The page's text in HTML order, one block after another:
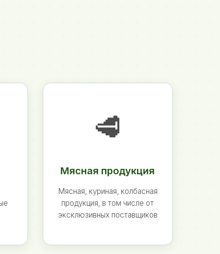
🥩
Мясная продукция
Мясная, куриная, колбасная
продукция, в том числе от
эксклюзивных поставщиков